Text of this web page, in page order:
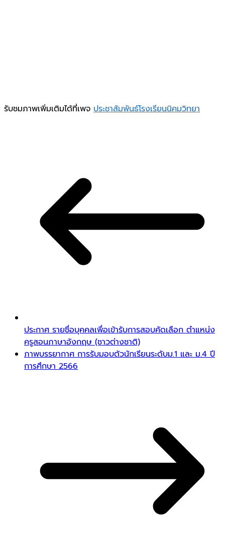
รับชมภาพเพิ่มเติมได้ที่เพจ ประชาสัมพันธ์โรงเรียนนิคมวิทยา
ประกาศ รายชื่อบุคคลเพื่อเข้ารับการสอบคัดเลือก ตำแหน่ง
ครูสอนภาษาอังกฤษ (ชาวต่างชาติ)
ภาพบรรยากาศ การรับมอบตัวนักเรียนระดับม.1 และ ม.4 ปี
การศึกษา 2566